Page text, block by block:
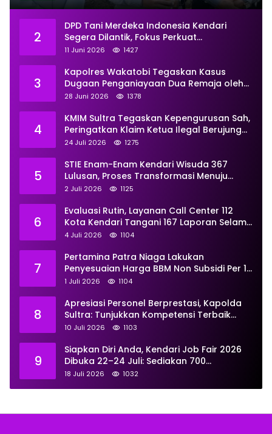
2
DPD Tani Merdeka Indonesia Kendari
Segera Dilantik, Fokus Perkuat
Pemberdayaan
11 Juni 2026 1427
3
Kapolres Wakatobi Tegaskan Kasus
Dugaan Penganiayaan Dua Remaja oleh
Dua Anggota Ditangani Secara
28 Juni 2026 1378
4
KMIM Sultra Tegaskan Kepengurusan Sah,
Peringatkan Klaim Ketua Ilegal Berujung
Proses Hukum
24 Juli 2026 1275
5
STIE Enam-Enam Kendari Wisuda 367
Lulusan, Proses Transformasi Menuju
Universitas Resmi Diterima
2 Juli 2026 1125
6
Evaluasi Rutin, Layanan Call Center 112
Kota Kendari Tangani 167 Laporan Selama
Juni
4 Juli 2026 1104
7
Pertamina Patra Niaga Lakukan
Penyesuaian Harga BBM Non Subsidi Per 1
Juli 2026, Berikut Rinciannya
1 Juli 2026 1104
8
Apresiasi Personel Berprestasi, Kapolda
Sultra: Tunjukkan Kompetensi Terbaik
untuk Masyarakat
10 Juli 2026 1103
9
Siapkan Diri Anda, Kendari Job Fair 2026
Dibuka 22–24 Juli: Sediakan 700
Lowongan dari 30 Perusahaan
18 Juli 2026 1032